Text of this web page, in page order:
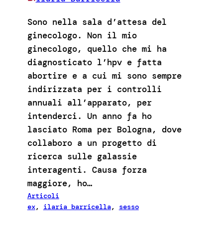
Sono nella sala d’attesa del
ginecologo. Non il mio
ginecologo, quello che mi ha
diagnosticato l’hpv e fatta
abortire e a cui mi sono sempre
indirizzata per i controlli
annuali all’apparato, per
intenderci. Un anno fa ho
lasciato Roma per Bologna, dove
collaboro a un progetto di
ricerca sulle galassie
interagenti. Causa forza
maggiore, ho…
Articoli
ex, ilaria barricella, sesso